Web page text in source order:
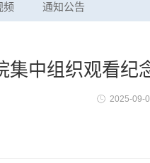
频 通知公告
集中组织观看纪
2025-09-